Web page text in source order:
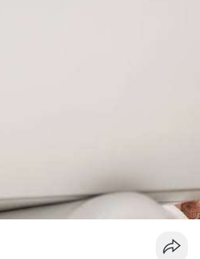
tại dòng thời gian của Vlike.vn!